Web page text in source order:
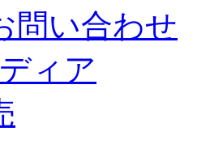
問い合わせ
ィア